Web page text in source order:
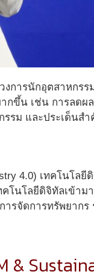
การนักอุตสาหกรร
กขึ้น เช่น การลดผ
รม และประเด็นส
4.0) เทคโนโล
คโนโลยีดิจิทัลเข้า
รจัดการทรัพยากร
&